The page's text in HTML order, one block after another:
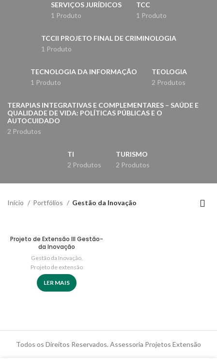
SERVIÇOS JURÍDICOS
1 Produto
TCC
1 Produto
TCCII PROJETO FINAL DE CRIMINOLOGIA
1 Produto
TECNOLOGIA DA INFORMAÇÃO
1 Produto
TEOLOGIA
2 Produtos
TERAPIAS INTEGRATIVAS E COMPLEMENTARES – SAÚDE E
QUALIDADE DE VIDA: POLÍTICAS PÚBLICAS E O
AUTOCUIDADO
2 Produtos
TI
2 Produtos
TURISMO
2 Produtos
Início Portfólios Gestão da Inovação
Projeto de Extensão III Gestão-
da Inovação
Gestão da Inovação,
Projeto de extensão
LER MAIS
Todos os Direitos Reservados. Assessoria Projetos Extensão